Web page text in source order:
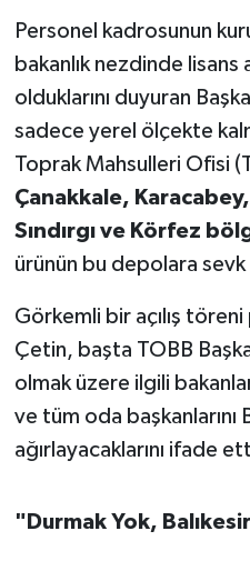
Personel kadrosunun
bakanlık nezdinde lisans
olduklarını duyuran
sadece yerel ölçekte
Toprak Mahsulleri Ofisi
Çanakkale,
Sındırgı ve Körfez
ürünün bu depolara
Görkemli bir açılış töreni
Çetin, başta TOBB
olmak üzere ilgili
ve tüm oda başkanlarını
ağırlayacaklarını ifade
"Durmak Yok,